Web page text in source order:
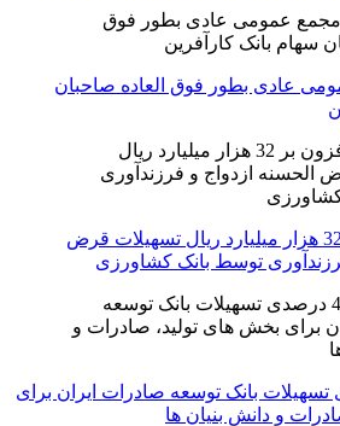
عادی بطور فوق العاده صاحبان
پرداخت افزون بر 32 هزار میلیارد ریال تسهیلات قرض
توسط بانک کشاورزی
درصدی تسهیلات بانک توسعه صادرات ایران برای
و دانش بنیان ها